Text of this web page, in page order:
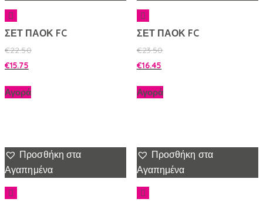
ΣΕΤ ΠΑΟΚ FC
€22.50
€15.75
Αγορά
ΣΕΤ ΠΑΟΚ FC
€23.50
€16.45
Αγορά
Προσθήκη στα
Αγαπημένα
Προσθήκη στα
Αγαπημένα